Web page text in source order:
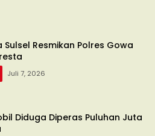
Sulsel Resmikan Polres Gowa
Juli 7, 2026
Diduga Diperas Puluhan Juta